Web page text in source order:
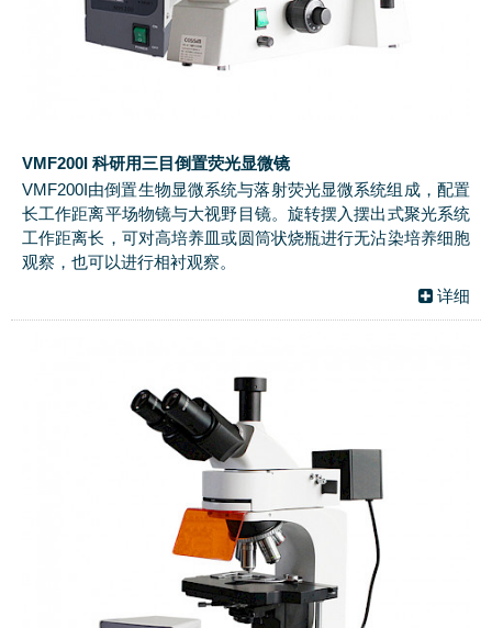
VMF200I 科研用三目倒置荧光显微镜
VMF200I由倒置生物显微系统与落射荧光显微系统组成，配置
长工作距离平场物镜与大视野目镜。旋转摆入摆出式聚光系统
工作距离长，可对高培养皿或圆筒状烧瓶进行无沾染培养细胞
观察，也可以进行相衬观察。
详细